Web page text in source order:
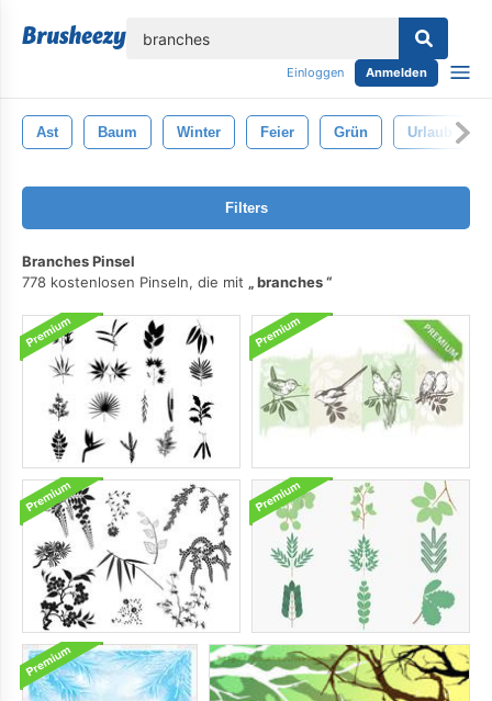
Einloggen Anmelden
Ast Baum Winter Feier Grün Urlaub
Filters
Branches Pinsel
778 kostenlosen Pinseln, die mit
branches